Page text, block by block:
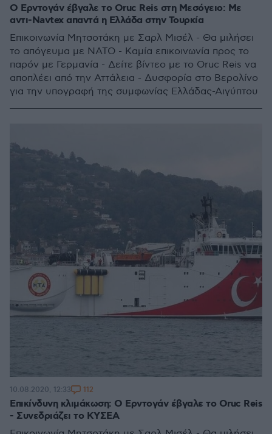
Ο Ερντογάν έβγαλε το Oruc Reis στη Μεσόγειο: Με
αντι-Navtex απαντά η Ελλάδα στην Τουρκία
Επικοινωνία Μητσοτάκη με Σαρλ Μισέλ - Θα μιλήσει
το απόγευμα με ΝΑΤΟ - Καμία επικοινωνία προς το
παρόν με Γερμανία - Δείτε βίντεο με το Oruc Reis να
αποπλέει από την Αττάλεια - Δυσφορία στο Βερολίνο
για την υπογραφή της συμφωνίας Ελλάδας-Αιγύπτου
Επικίνδυνη κλιμάκωση: Ο Ερντογάν έβγαλε το Oruc Reis
- Συνεδριάζει το ΚΥΣΕΑ
10.08.2020, 12:33 112